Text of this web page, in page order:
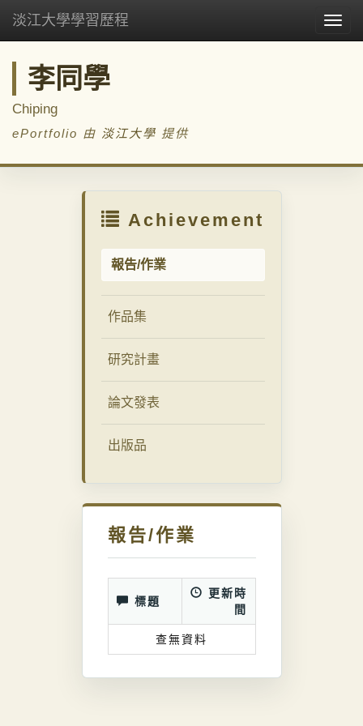
淡江大學學習歷程
李同學
Chiping
ePortfolio 由 淡江大學 提供
Achievement
報告/作業
作品集
研究計畫
論文發表
出版品
報告/作業
標題
更新時
間
查無資料